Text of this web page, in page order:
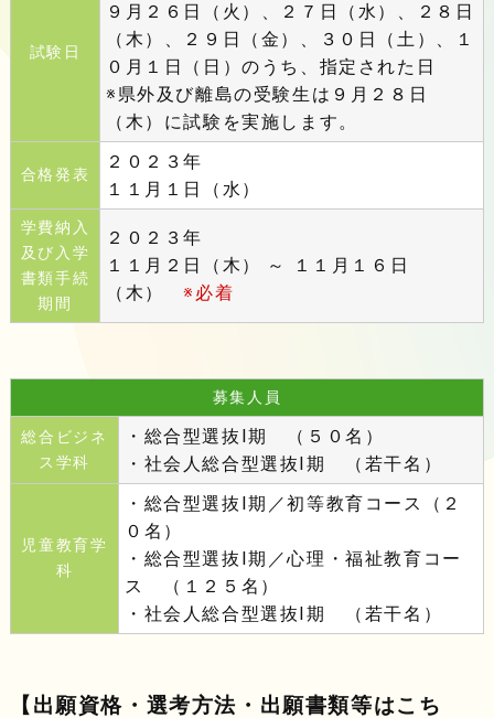
試験日
９月２６日（火）、２７日（水）、２８日
（木）、２９日（金）、３０日（土）、１
０月１日（日）のうち、指定された日
※県外及び離島の受験生は９月２８日
（木）に試験を実施します。
合格発表
２０２３年
１１月１日（水）
学費納入
及び入学
書類手続
期間
２０２３年
１１月２日（木） ～ １１月１６日
（木）※必着
募集人員
総合ビジネ
ス学科
・総合型選抜Ⅰ期 （５０名）
・社会人総合型選抜Ⅰ期 （若干名）
児童教育学
科
・総合型選抜Ⅰ期／初等教育コース（２
０名）
・総合型選抜Ⅰ期／心理・福祉教育コー
ス （１２５名）
・社会人総合型選抜Ⅰ期 （若干名）
【出願資格・選考方法・出願書類等はこち